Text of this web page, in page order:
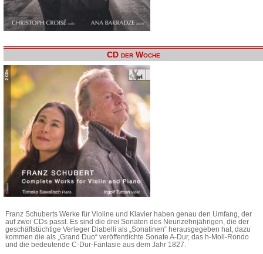
CD der Woche
Franz Schuberts Werke für Violine und Klavier haben genau den Umfang, der
auf zwei CDs passt. Es sind die drei Sonaten des Neunzehnjährigen, die der
geschäftstüchtige Verleger Diabelli als „Sonatinen“ herausgegeben hat, dazu
kommen die als „Grand Duo“ veröffentlichte Sonate A-Dur, das h-Moll-Rondo
und die bedeutende C-Dur-Fantasie aus dem Jahr 1827.